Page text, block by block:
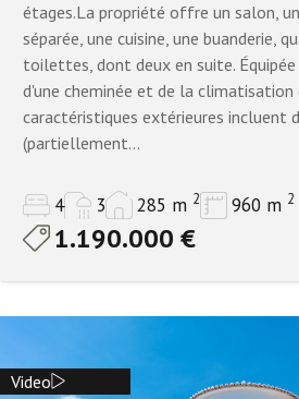
étages.La propriété offre un salon,
séparée, une cuisine, une buanderie,
toilettes, dont deux en suite.
d'une cheminée et de la climatisation
caractéristiques extérieures incluent
(partiellement...
4 3 285 m 2 960 m 2
1.190.000 €
Video